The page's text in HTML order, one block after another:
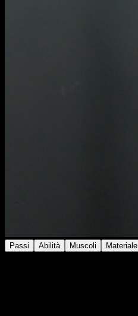
Passi Abilità Muscoli Materiale